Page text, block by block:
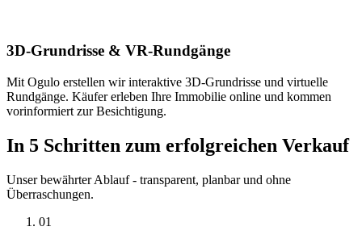
3D-Grundrisse & VR-Rundgänge
Mit Ogulo erstellen wir interaktive 3D-Grundrisse und virtuelle
Rundgänge. Käufer erleben Ihre Immobilie online und kommen
vorinformiert zur Besichtigung.
In 5 Schritten zum erfolgreichen Verkauf
Unser bewährter Ablauf - transparent, planbar und ohne
Überraschungen.
01